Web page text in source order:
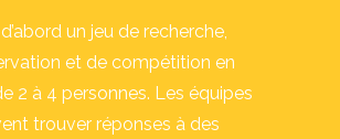
d’abord un jeu de recherche,
et de compétition en
2 à 4 personnes. Les équipes
trouver réponses à des